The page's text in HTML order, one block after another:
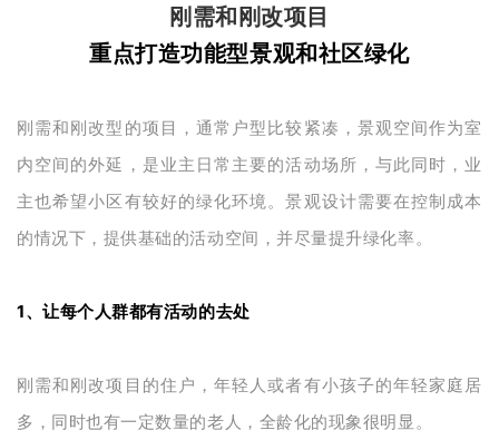
刚需和刚改项目
重点打造功能型景观和社区绿化
刚需和刚改型的项目，通常户型比较紧凑，景观空间作为室
内空间的外延，是业主日常主要的活动场所，与此同时，业
主也希望小区有较好的绿化环境。景观设计需要在控制成本
的情况下，提供基础的活动空间，并尽量提升绿化率。
1、让每个人群都有活动的去处
刚需和刚改项目的住户，年轻人或者有小孩子的年轻家庭居
多，同时也有一定数量的老人，全龄化的现象很明显。